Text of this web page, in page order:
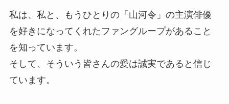
私は、私と、もうひとりの「山河令」の主演俳優
を好きになってくれたファングループがあること
を知っています。
そして、そういう皆さんの愛は誠実であると信じ
ています。